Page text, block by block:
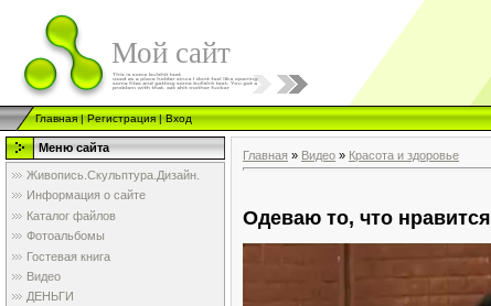
Мой сайт
Главная|Регистрация|Вход
Меню сайта
Живопись.Скульптура.Дизайн.
Информация о сайте
Каталог файлов
Фотоальбомы
Гостевая книга
Видео
ДЕНЬГИ
Главная » Видео » Красота и здоровье
Одеваю то, что нравится